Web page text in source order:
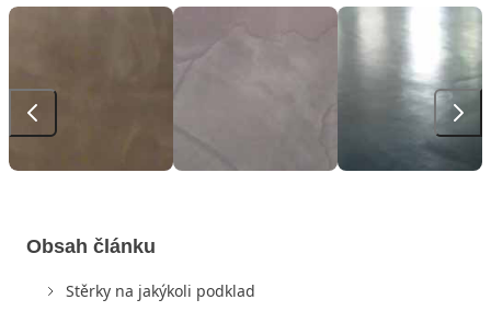
Obsah článku
Stěrky na jakýkoli podklad